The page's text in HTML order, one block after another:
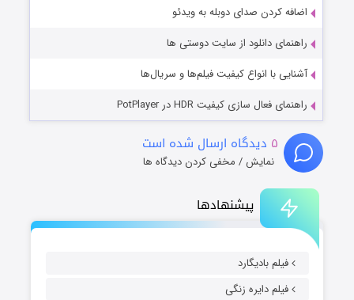
پیشنهادها
فیلم بادیگارد
فیلم دایره زنگی
اضافه کردن صدای دوبله به ویدئو
راهنمای دانلود از سایت دوستی ها
آشنایی با انواع کیفیت فیلم‌ها و سریال‌ها
راهنمای فعال سازی کیفیت HDR در PotPlayer
۵ دیدگاه ارسال شده است
نمایش / مخفی کردن دیدگاه ها